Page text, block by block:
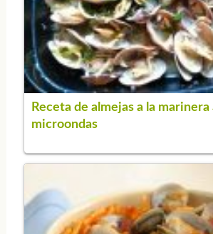
Receta de almejas a la marinera
microondas